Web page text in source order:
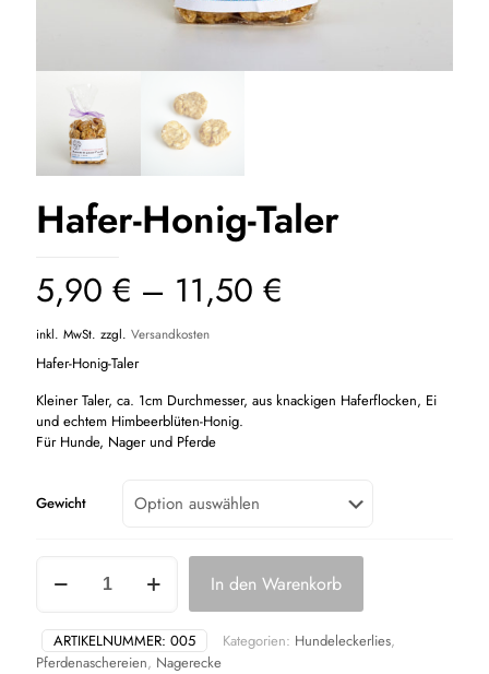
Hafer-Honig-Taler
5,90 € – 11,50 €
inkl. MwSt. zzgl. Versandkosten
Hafer-Honig-Taler
Kleiner Taler, ca. 1cm Durchmesser, aus knackigen Haferflocken, Ei
und echtem Himbeerblüten-Honig.
Für Hunde, Nager und Pferde
Gewicht
Honig-
Menge
In den Warenkorb
ARTIKELNUMMER: 005 Kategorien: Hundeleckerlies,
Pferdenaschereien, Nagerecke